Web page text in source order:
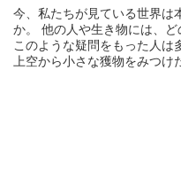
今、私たちが見ている世界は
か。 他の人や生き物には、ど
このような疑問をもった人は
上空から小さな獲物をみつけ